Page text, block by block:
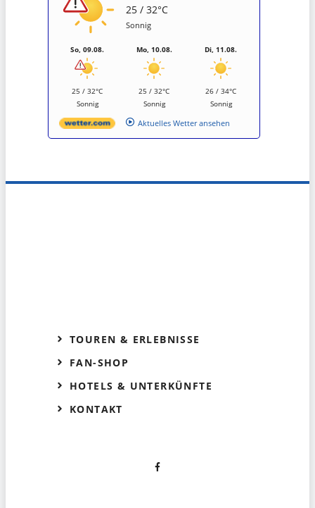
25 / 32°C
Sonnig
So, 09.08.
25 / 32°C
Sonnig
Mo, 10.08.
25 / 32°C
Sonnig
Di, 11.08.
26 / 34°C
Sonnig
Aktuelles Wetter ansehen
TOUREN & ERLEBNISSE
FAN-SHOP
HOTELS & UNTERKÜNFTE
KONTAKT